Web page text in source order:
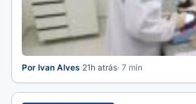
Por Ivan Alves·21h atrás· 7 min